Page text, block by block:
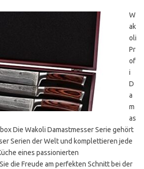
W
ak
oli
Pr
of
i
D
a
m
as
Die Wakoli Damastmesser Serie gehört
Serien der Welt und komplettieren jede
eines passionierten
die Freude am perfekten Schnitt bei der